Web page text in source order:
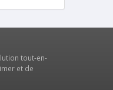
tout-en-
et de